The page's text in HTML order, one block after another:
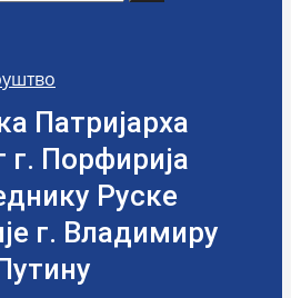
Патријарха
г. Порфирија
Руске
г. Владимиру